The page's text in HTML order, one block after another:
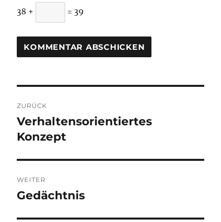
38 + = 39
ZURÜCK
Vorheriger
Beitrag:
Verhaltensorientiertes
Konzept
WEITER
Nächster
Gedächtnis